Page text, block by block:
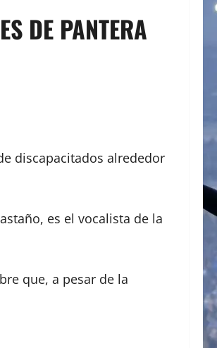
DE PANTERA
discapacitados alrededor
es el vocalista de la
que, a pesar de la